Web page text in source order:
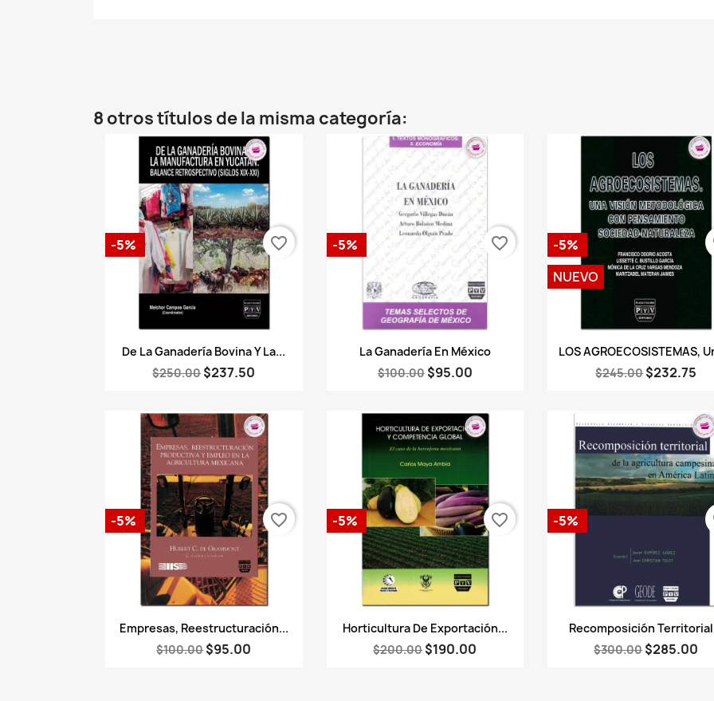
8 otros títulos de la misma categoría:
Vista rápida
De La Ganadería Bovina Y La...
$250.00$237.50
-5% favorite_border
Vista rápida
La Ganadería En México
$100.00 $95.00
-5% favorite_border
Vista rápida
LOS AGROECOSISTEMAS,
$245.00$232.75
-5%
NUEVO
 Vista rápida
Empresas, Reestructuración...
$100.00$95.00
-5% favorite_border
Vista rápida
Horticultura De Exportación...
$200.00$190.00
-5% favorite_border
Vista rápida
Recomposición
$300.00$285.00
-5%